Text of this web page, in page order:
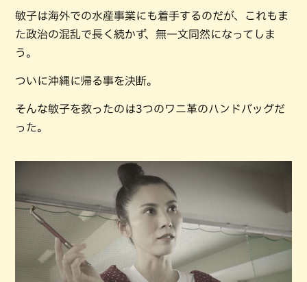
敏子は海外での水産事業にも着手するのだが、これもま
た政治の混乱で長く続かず、無一文同然になってしま
う。
ついに沖縄に帰る事を決断。
そんな敏子を救ったのは3つのワニ革のハンドバッグだ
った。